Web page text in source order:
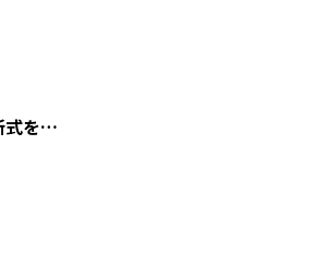
式を…